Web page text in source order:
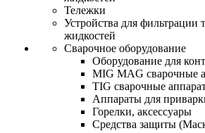
Тележки
Устройства для фильтрации
жидкостей
Сварочное оборудование
Оборудование для
MIG MAG сварочные
TIG сварочные
Аппараты для
Горелки, аксессуары
Средства защиты